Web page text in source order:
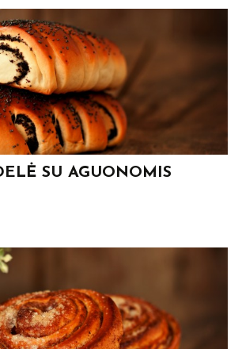
SU AGUONOMIS